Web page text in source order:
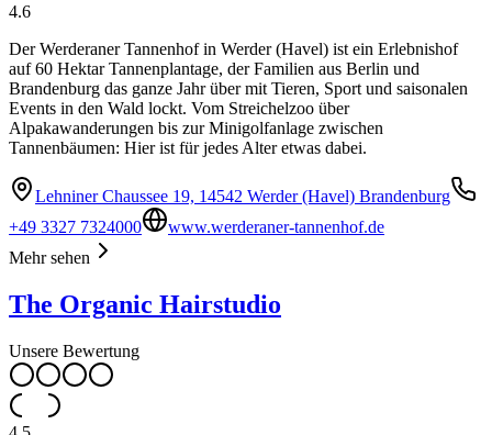
4.6
Der Werderaner Tannenhof in Werder (Havel) ist ein Erlebnishof
auf 60 Hektar Tannenplantage, der Familien aus Berlin und
Brandenburg das ganze Jahr über mit Tieren, Sport und saisonalen
Events in den Wald lockt. Vom Streichelzoo über
Alpakawanderungen bis zur Minigolfanlage zwischen
Tannenbäumen: Hier ist für jedes Alter etwas dabei.
Lehniner Chaussee 19, 14542 Werder (Havel) Brandenburg
+49 3327 7324000
www.werderaner-tannenhof.de
Mehr sehen
The Organic Hairstudio
Unsere Bewertung